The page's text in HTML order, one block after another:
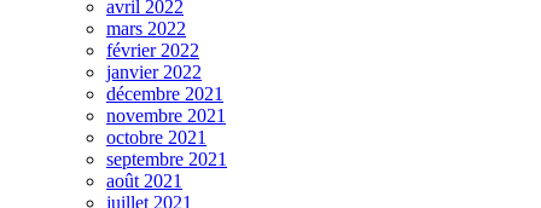
avril 2022
mars 2022
février 2022
janvier 2022
décembre 2021
novembre 2021
octobre 2021
septembre 2021
août 2021
juillet 2021